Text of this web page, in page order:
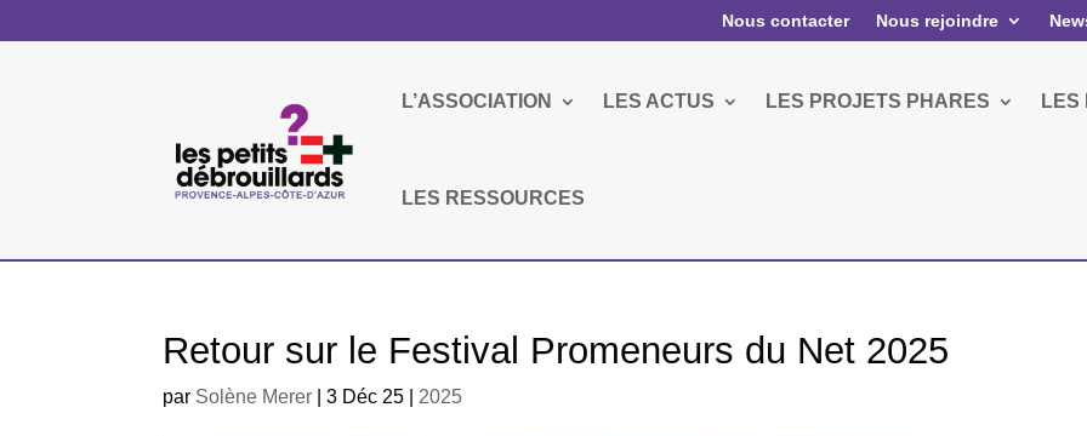
Nous contacter Nous rejoindre
L’ASSOCIATION LES ACTUS LES PROJETS PHARES LES
LES RESSOURCES
Retour sur le Festival Promeneurs du Net 2025
par Solène Merer |3 Déc 25 2025